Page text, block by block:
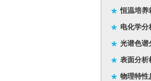
恒温培养
电化学分
光谱色谱
表面分析
物理特性